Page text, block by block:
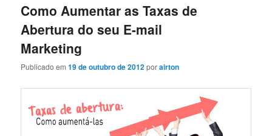
conteúdo
principal
conteúdo
secundário
Como Aumentar as Taxas de
Abertura do seu E-mail
Marketing
Publicado em19 de outubro de 2012porairton